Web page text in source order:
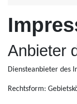
Anbieter
Diensteanbieter des
Rechtsform: